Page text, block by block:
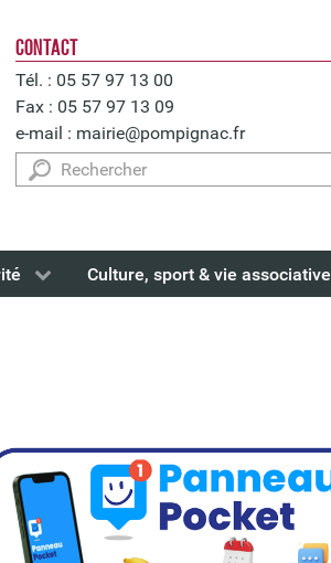
CONTACT
Tél. : 05 57 97 13 00
Fax : 05 57 97 13 09
e-mail : mairie@pompignac.fr
Rechercher
Culture, sport & vie associative